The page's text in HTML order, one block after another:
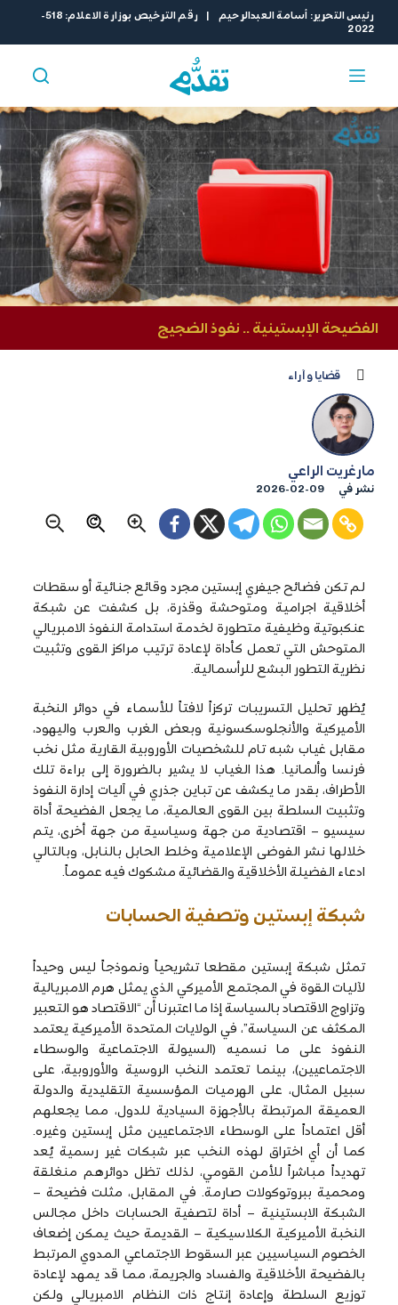
ل
و
إ
ل
ى
ا
ل
م
ح
ت
ى
رئيس التحرير: أسامة العبدالرحيم | رقم الترخيص بوزارة الاعلام: 518-
2022
الفضيحة الإبستينية .. نفوذ الضجيج
قضايا و آراء
مارغريت الراعي
نشر في 2026-02-09
لم تكن فضائح جيفري إبستين مجرد وقائع جنائية أو سقطات
أخلاقية اجرامية ومتوحشة وقذرة، بل كشفت عن شبكة
عنكبوتية وظيفية متطورة لخدمة استدامة النفوذ الامبريالي
المتوحش التي تعمل كأداة لإعادة ترتيب مراكز القوى وتثبيت
نظرية التطور البشع للرأسمالية.
يُظهر تحليل التسريبات تركزاً لافتاً للأسماء في دوائر النخبة
الأميركية والأنجلوسكسونية وبعض الغرب والعرب واليهود،
مقابل غياب شبه تام للشخصيات الأوروبية القارية مثل نخب
فرنسا وألمانيا. هذا الغياب لا يشير بالضرورة إلى براءة تلك
الأطراف، بقدر ما يكشف عن تباين جذري في آليات إدارة النفوذ
وتثبيت السلطة بين القوى العالمية، ما يجعل الفضيحة أداة
سيسيو – اقتصادية من جهة وسياسية من جهة أخرى، يتم
خلالها نشر الفوضى الإعلامية وخلط الحابل بالنابل، وبالتالي
ادعاء الفضيلة الأخلاقية والقضائية مشكوك فيه عموماً.
شبكة إبستين وتصفية الحسابات
تمثل شبكة إبستين مقطعا تشريحياً ونموذجاً ليس وحيداً
لآليات القوة في المجتمع الأميركي الذي يمثل هرم الامبريالية
وتزاوج الاقتصاد بالسياسة إذا ما اعتبرنا أن “الاقتصاد هو التعبير
المكثف عن السياسة”، في الولايات المتحدة الأميركية يعتمد
النفوذ على ما نسميه (السيولة الاجتماعية والوسطاء
الاجتماعيين)، بينما تعتمد النخب الروسية والأوروبية، على
سبيل المثال، على الهرميات المؤسسية التقليدية والدولة
العميقة المرتبطة بالأجهزة السيادية للدول، مما يجعلهم
أقل اعتماداً على الوسطاء الاجتماعيين مثل إبستين وغيره.
كما أن أي اختراق لهذه النخب عبر شبكات غير رسمية يُعد
تهديداً مباشراً للأمن القومي، لذلك تظل دوائرهم منغلقة
ومحمية ببروتوكولات صارمة. في المقابل، مثلت فضيحة –
الشبكة الابستينية – أداة لتصفية الحسابات داخل مجالس
النخبة الأميركية الكلاسيكية – القديمة حيث يمكن إضعاف
الخصوم السياسيين عبر السقوط الاجتماعي المدوي المرتبط
بالفضيحة الأخلاقية والفساد والجريمة، مما قد يمهد لإعادة
توزيع السلطة وإعادة إنتاج ذات النظام الامبريالي ولكن